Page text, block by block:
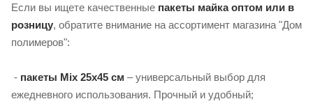
Если вы ищете качественные пакеты майка оптом или в
розницу, обратите внимание на ассортимент магазина "Дом
полимеров":
- пакеты Mix 25х45 см – универсальный выбор для
ежедневного использования. Прочный и удобный;